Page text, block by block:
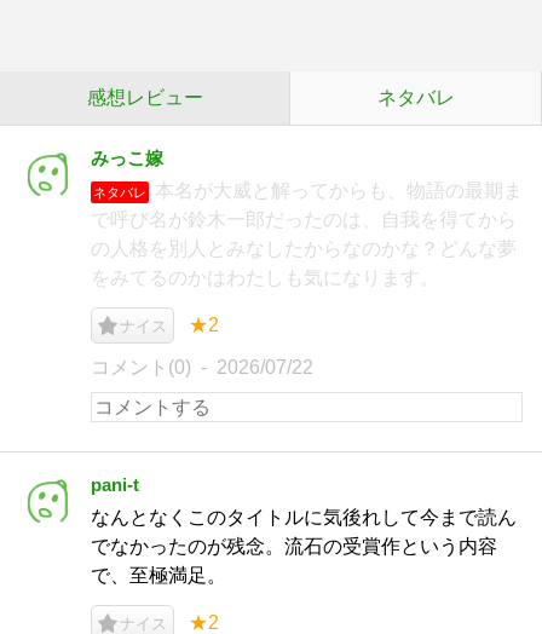
感想レビュー ネタバレ
みっこ嫁
ネタバレ
本名が大威と解ってからも、物語の最期ま
で呼び名が鈴木一郎だったのは、自我を得てから
の人格を別人とみなしたからなのかな？どんな夢
をみてるのかはわたしも気になります。
ナイス ★2
コメント(0) 2026/07/22
pani-t
なんとなくこのタイトルに気後れして今まで読ん
でなかったのが残念。流石の受賞作という内容
で、至極満足。
ナイス ★2